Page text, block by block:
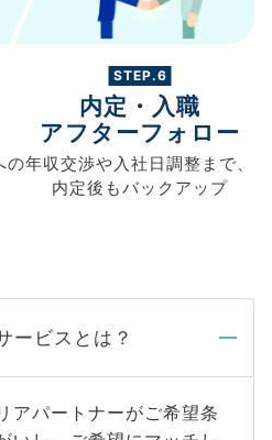
の
STEP.6
内定・入職
アフターフォロー
年収交渉や入社日調整まで、
内定後もバックアップ
ービスとは？
アパートナーがご希望条